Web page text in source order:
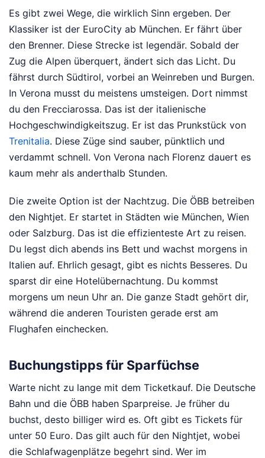
Es gibt zwei Wege, die wirklich Sinn ergeben. Der
Klassiker ist der EuroCity ab München. Er fährt über
den Brenner. Diese Strecke ist legendär. Sobald der
Zug die Alpen überquert, ändert sich das Licht. Du
fährst durch Südtirol, vorbei an Weinreben und Burgen.
In Verona musst du meistens umsteigen. Dort nimmst
du den Frecciarossa. Das ist der italienische
Hochgeschwindigkeitszug. Er ist das Prunkstück von
Trenitalia. Diese Züge sind sauber, pünktlich und
verdammt schnell. Von Verona nach Florenz dauert es
kaum mehr als anderthalb Stunden.
Die zweite Option ist der Nachtzug. Die ÖBB betreiben
den Nightjet. Er startet in Städten wie München, Wien
oder Salzburg. Das ist die effizienteste Art zu reisen.
Du legst dich abends ins Bett und wachst morgens in
Italien auf. Ehrlich gesagt, gibt es nichts Besseres. Du
sparst dir eine Hotelübernachtung. Du kommst
morgens um neun Uhr an. Die ganze Stadt gehört dir,
während die anderen Touristen gerade erst am
Flughafen einchecken.
Buchungstipps für Sparfüchse
Warte nicht zu lange mit dem Ticketkauf. Die Deutsche
Bahn und die ÖBB haben Sparpreise. Je früher du
buchst, desto billiger wird es. Oft gibt es Tickets für
unter 50 Euro. Das gilt auch für den Nightjet, wobei
die Schlafwagenplätze begehrt sind. Wer im